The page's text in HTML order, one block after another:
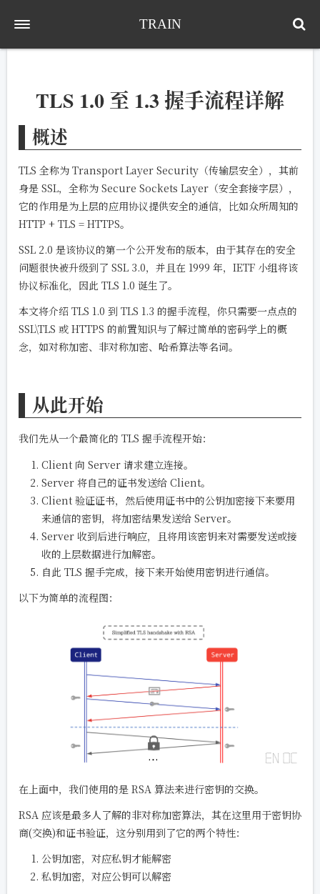
TRAIN
TLS 1.0 至 1.3 握手流程详解
概述
TLS 全称为 Transport Layer Security（传输层安全），其前
身是 SSL，全称为 Secure Sockets Layer（安全套接字层），
它的作用是为上层的应用协议提供安全的通信，比如众所周知的
HTTP + TLS = HTTPS。
SSL 2.0 是该协议的第一个公开发布的版本，由于其存在的安全
问题很快被升级到了 SSL 3.0，并且在 1999 年，IETF 小组将该
协议标准化，因此 TLS 1.0 诞生了。
本文将介绍 TLS 1.0 到 TLS 1.3 的握手流程，你只需要一点点的
SSL\TLS 或 HTTPS 的前置知识与了解过简单的密码学上的概
念，如对称加密、非对称加密、哈希算法等名词。
从此开始
我们先从一个最简化的 TLS 握手流程开始：
Client 向 Server 请求建立连接。
Server 将自己的证书发送给 Client。
Client 验证证书，然后使用证书中的公钥加密接下来要用
来通信的密钥，将加密结果发送给 Server。
Server 收到后进行响应，且将用该密钥来对需要发送或接
收的上层数据进行加解密。
自此 TLS 握手完成，接下来开始使用密钥进行通信。
以下为简单的流程图：
在上面中，我们使用的是 RSA 算法来进行密钥的交换。
RSA 应该是最多人了解的非对称加密算法，其在这里用于密钥协
商(交换)和证书验证，这分别用到了它的两个特性：
公钥加密，对应私钥才能解密
私钥加密，对应公钥可以解密